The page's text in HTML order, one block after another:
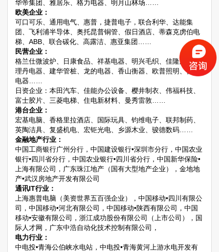
华帝集团、雅居乐、格力电器、明月山林场……
欧美企业：
可口可乐、通用电气、惠普，捷普电子，联合利华、达能集
团、飞利浦半导体、奥托昆普铜管、假日酒店、蒂森克虏伯电
梯、ABB、联合碳化、高露洁、惠亚集团……
民营企业：
格兰仕微波炉、日康食品、祥基电器、明兴毛织、佳隆股份、
理丹电器、建华管桩、龙的电器、香山衡器、欧普照明、优加
电器……
日资企业：本田汽车、佳能办公设备、樱井制衣、伟福科技、
富士胶片、三菱电梯、住电新材料、曼秀雷敦……
港台企业：
宏基电脑、香格里拉酒店、国际玩具、钧维电子、联邦制药、
英陶洁具、复盛机电、宏钜光电、乡源木业、骏德数码……
金融地产行业：
中国工商银行广州分行，中国建设银行•深圳市分行，中国农业
银行•四川省分行，中国农业银行•四川省分行，中国新华保险•
上海有限公司，广东珠江地产（国有大型地产企业），金地地
产•武汉房地产开发有限公司
通讯IT行业：
上海惠普电脑（美资世界五百强企业），中国移动•四川有限公
司，中国移动•河北有限公司，中国移动•陕西有限公司，中国
移动•安徽有限公司，浙江成功股份有限公司（上市公司），国
际人才网，广东中浩自动化技术控制有限公司，
电力行业：
中电投•青海公伯峡水电站，中电投•青海黄河上游水电开发有